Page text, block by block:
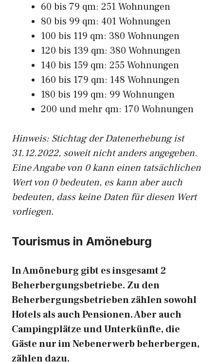
60 bis 79 qm: 251 Wohnungen
80 bis 99 qm: 401 Wohnungen
100 bis 119 qm: 380 Wohnungen
120 bis 139 qm: 380 Wohnungen
140 bis 159 qm: 255 Wohnungen
160 bis 179 qm: 148 Wohnungen
180 bis 199 qm: 99 Wohnungen
200 und mehr qm: 170 Wohnungen
Hinweis: Stichtag der Datenerhebung ist
31.12.2022, soweit nicht anders angegeben.
Eine Angabe von 0 kann einen tatsächlichen
Wert von 0 bedeuten, es kann aber auch
bedeuten, dass keine Daten für diesen Wert
vorliegen.
Tourismus in Amöneburg
In Amöneburg gibt es insgesamt 2
Beherbergungsbetriebe. Zu den
Beherbergungsbetrieben zählen sowohl
Hotels als auch Pensionen. Aber auch
Campingplätze und Unterkünfte, die
Gäste nur im Nebenerwerb beherbergen,
zählen dazu.